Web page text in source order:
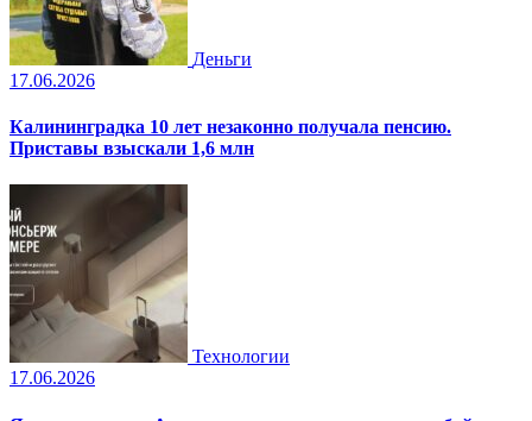
Деньги
17.06.2026
Калининградка 10 лет незаконно получала пенсию.
Приставы взыскали 1,6 млн
Технологии
17.06.2026